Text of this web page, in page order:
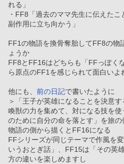
れる」
・FF8「過去のママ先生に伝えた
副作用に立ち向かう」
FF1の物語を換骨奪胎してFF8の物
ょうか
FF8とFF16はどちらも「FFっぽく
ら原点のFF1を感じられて面白いよ
他にも、 前の日記で書いたように
＞「王子が英雄になることを決意
喚獣の力を集めて、対になる技を
のために自分の命を落とす」を旅の
物語の側から描くとFF16になる
FFシリーズが同じテーマで作風を
いうおとぎ話」、FF15は「その英
方の違いを楽しめますし